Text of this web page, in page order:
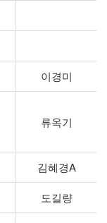
이경미
류옥기
김혜경A
도길량